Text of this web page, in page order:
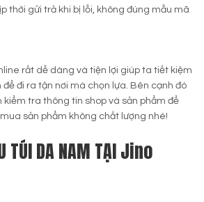
thời gửi trả khi bị lỗi, không đúng mẫu mã
rất dễ dàng và tiện lợi giúp ta tiết kiệm
đi ra tận nơi mà chọn lựa. Bên cạnh đó
kiểm tra thông tin shop và sản phẩm để
sản phẩm không chất lượng nhé!
TÚI DA NAM TẠI Jino